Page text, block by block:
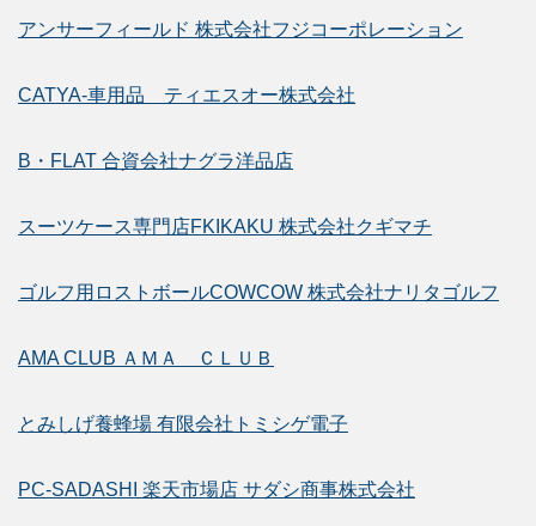
アンサーフィールド 株式会社フジコーポレーション
CATYA-車用品 ティエスオー株式会社
B・FLAT 合資会社ナグラ洋品店
スーツケース専門店FKIKAKU 株式会社クギマチ
ゴルフ用ロストボールCOWCOW 株式会社ナリタゴルフ
AMA CLUB ＡＭＡ ＣＬＵＢ
とみしげ養蜂場 有限会社トミシゲ電子
PC-SADASHI 楽天市場店 サダシ商事株式会社